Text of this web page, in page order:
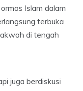
Islam dalam
terbuka
di tengah
juga berdiskusi